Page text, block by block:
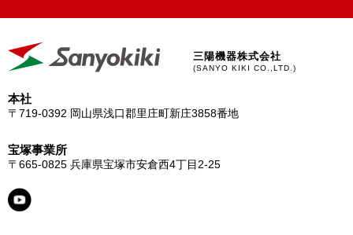
三陽機器株式会社
(SANYO KIKI CO.,LTD.)
本社
〒719-0392 岡山県浅口郡里庄町新庄3858番地
宝塚事業所
〒665-0825 兵庫県宝塚市安倉西4丁目2-25